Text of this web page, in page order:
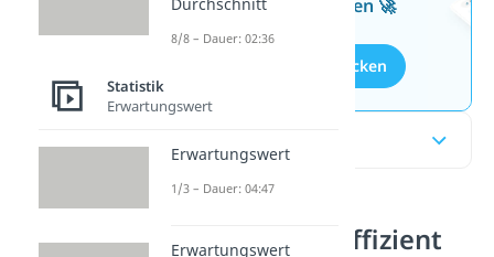
kostenlosen Aufgaben 🚀
Aufgaben entdecken
Kontingenzkoeffizient
8/8 – Dauer: 02:36
Statistik
Erwartungswert
Erwartungswert
1/3 – Dauer: 04:47
Erwartungswert